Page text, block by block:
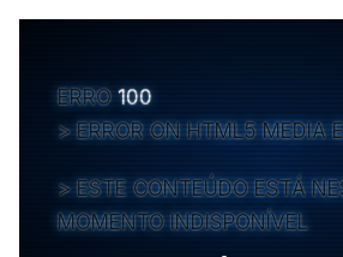
ERRO 100
ERROR ON HTML5 MEDIA
ESTE CONTEÚDO ESTÁ
MOMENTO INDISPONÍVEL